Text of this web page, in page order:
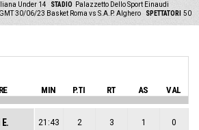
Under 14 STADIO Palazzetto Dello Sport Einaudi
30/06/23 Basket Roma vs S.A.P. Alghero SPETTATORI 50
MIN P.TI RT AS VAL
21:43 2 3 1 0